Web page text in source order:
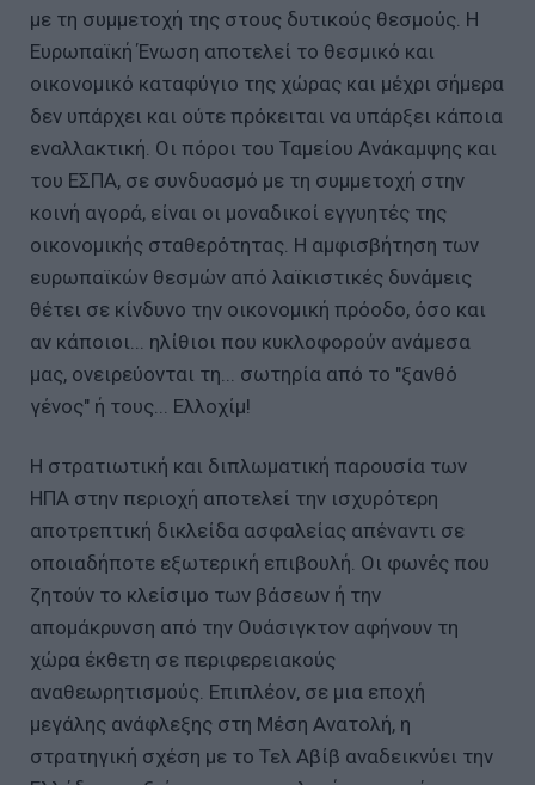
με τη συμμετοχή της στους δυτικούς θεσμούς. Η
Ευρωπαϊκή Ένωση αποτελεί το θεσμικό και
οικονομικό καταφύγιο της χώρας και μέχρι σήμερα
δεν υπάρχει και ούτε πρόκειται να υπάρξει κάποια
εναλλακτική. Οι πόροι του Ταμείου Ανάκαμψης και
του ΕΣΠΑ, σε συνδυασμό με τη συμμετοχή στην
κοινή αγορά, είναι οι μοναδικοί εγγυητές της
οικονομικής σταθερότητας. Η αμφισβήτηση των
ευρωπαϊκών θεσμών από λαϊκιστικές δυνάμεις
θέτει σε κίνδυνο την οικονομική πρόοδο, όσο και
αν κάποιοι... ηλίθιοι που κυκλοφορούν ανάμεσα
μας, ονειρεύονται τη... σωτηρία από το "ξανθό
γένος" ή τους... Ελλοχίμ!
Η στρατιωτική και διπλωματική παρουσία των
ΗΠΑ στην περιοχή αποτελεί την ισχυρότερη
αποτρεπτική δικλείδα ασφαλείας απέναντι σε
οποιαδήποτε εξωτερική επιβουλή. Οι φωνές που
ζητούν το κλείσιμο των βάσεων ή την
απομάκρυνση από την Ουάσιγκτον αφήνουν τη
χώρα έκθετη σε περιφερειακούς
αναθεωρητισμούς. Επιπλέον, σε μια εποχή
μεγάλης ανάφλεξης στη Μέση Ανατολή, η
στρατηγική σχέση με το Τελ Αβίβ αναδεικνύει την